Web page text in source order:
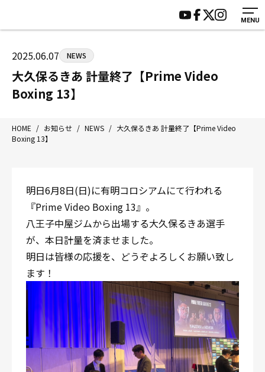
MENU
〒192-0072 東京都八王子市南町3-8 第2原嶋ビル1F
Tel/Fax：042-622-7222
営業時間：月〜土 14:00〜22:00 / 日・祝 14:00〜19:00
HOME
ジムについて
トレーニング
アマ・スパー各大会・キッズ
入会案内
施設紹介
会員様の声
サポーター募集
2025.06.07 NEWS
大久保るきあ 計量終了【Prime Video
Boxing 13】
HOME / お知らせ / NEWS / 大久保るきあ 計量終了【Prime Video
Boxing 13】
明日6月8日(日)に有明コロシアムにて行われる
『Prime Video Boxing 13』。
八王子中屋ジムから出場する大久保るきあ選手
が、本日計量を済ませました。
明日は皆様の応援を、どうぞよろしくお願い致し
ます！